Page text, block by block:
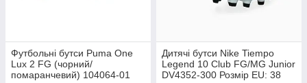
Футбольні бутси Puma One
Lux 2 FG (чорний/
помаранчевий) 104064-01
Дитячі бутси Nike Tiempo
Legend 10 Club FG/MG Junior
DV4352-300 Розмір EU: 38